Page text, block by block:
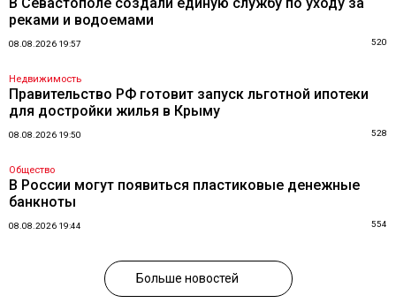
реками и водоемами
08.08.2026 19:57 520
Недвижимость
Правительство РФ готовит запуск льготной ипотеки
для достройки жилья в Крыму
08.08.2026 19:50 528
Общество
В России могут появиться пластиковые денежные
банкноты
08.08.2026 19:44 554
Больше новостей